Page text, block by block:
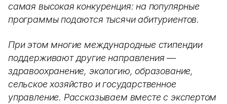
самая высокая конкуренция: на популярные
программы подаются тысячи абитуриентов.
При этом многие международные стипендии
поддерживают другие направления —
здравоохранение, экологию, образование,
сельское хозяйство и государственное
управление. Рассказываем вместе с экспертом